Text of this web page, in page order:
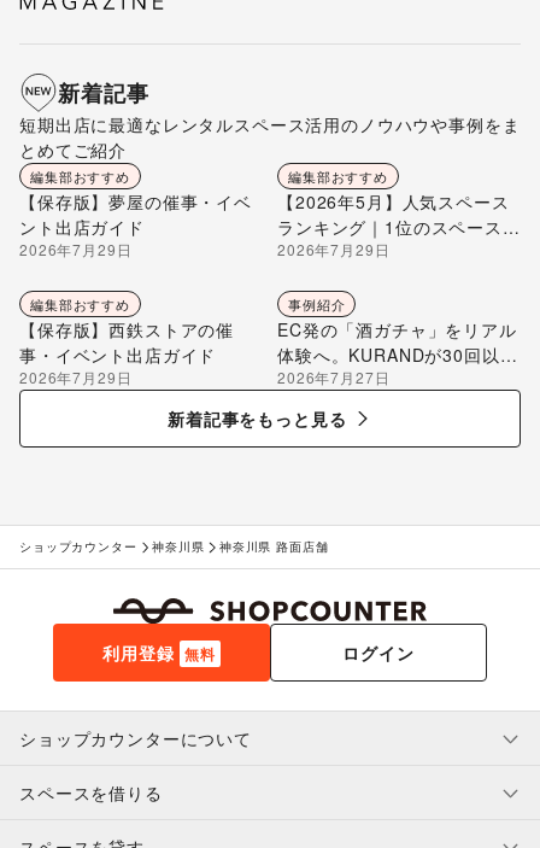
新着記事
短期出店に最適なレンタルスペース活用のノウハウや事例をま
とめてご紹介
編集部おすすめ
【保存版】夢屋の催事・イベ
ント出店ガイド
2026年7月29日
編集部おすすめ
【2026年5月】人気スペース
ランキング｜1位のスペースを
編集部が解説
2026年7月29日
編集部おすすめ
【保存版】西鉄ストアの催
事・イベント出店ガイド
2026年7月29日
事例紹介
EC発の「酒ガチャ」をリアル
体験へ。KURANDが30回以上
のポップアップ出店で届け
る“新しいお酒との出会い”
2026年7月27日
新着記事をもっと見る
ショップカウンター 神奈川県 神奈川県 路面店舗
利用登録 無料 ログイン
ショップカウンターについて
利用規約・ガイドライン
スペースを借りる